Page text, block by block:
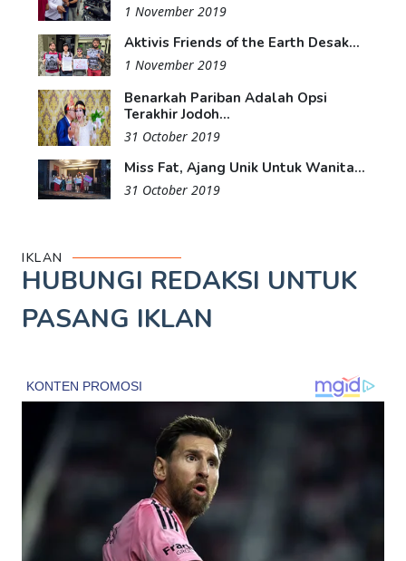
1 November 2019
Aktivis Friends of the Earth Desak...
1 November 2019
Benarkah Pariban Adalah Opsi
Terakhir Jodoh...
31 October 2019
Miss Fat, Ajang Unik Untuk Wanita...
31 October 2019
IKLAN
HUBUNGI REDAKSI UNTUK
PASANG IKLAN